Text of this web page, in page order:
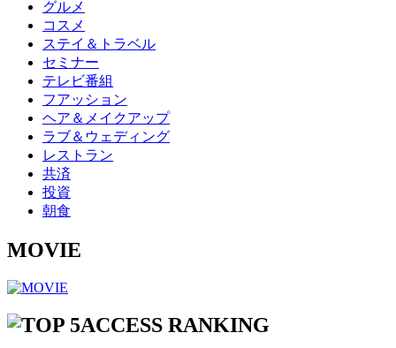
グルメ
コスメ
ステイ＆トラベル
セミナー
テレビ番組
フアッション
ヘア＆メイクアップ
ラブ＆ウェディング
レストラン
共済
投資
朝食
MOVIE
ACCESS RANKING